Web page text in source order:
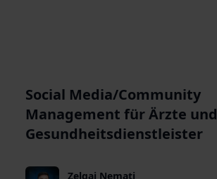
Social Media/Community
Management für Ärzte und
Gesundheitsdienstleister
Zelgai Nemati